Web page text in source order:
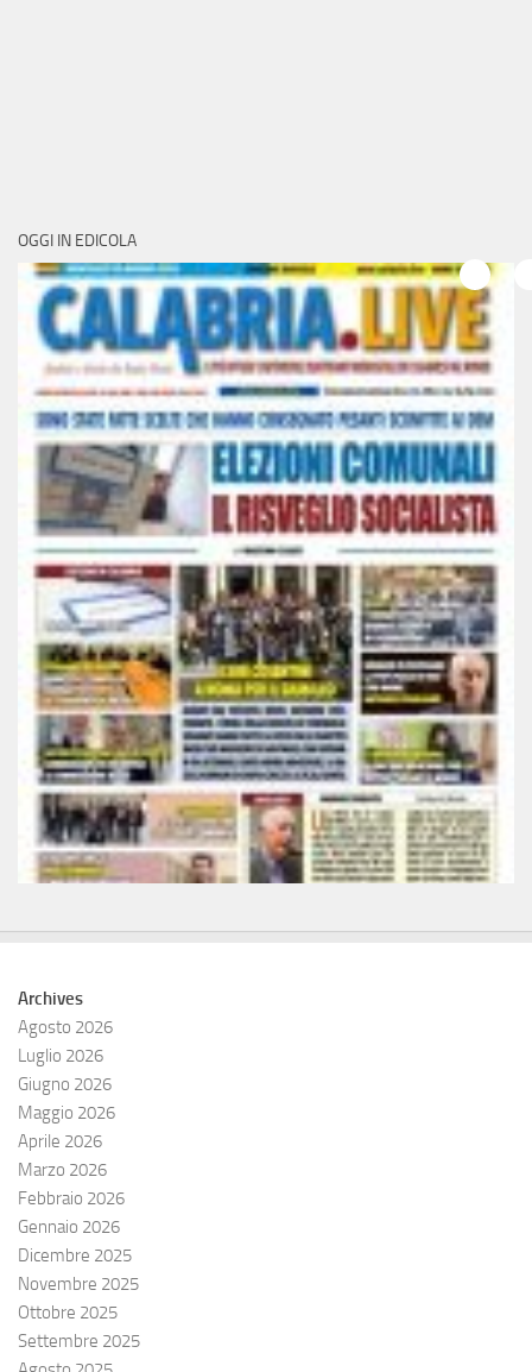
OGGI IN EDICOLA
Archives
Agosto 2026
Luglio 2026
Giugno 2026
Maggio 2026
Aprile 2026
Marzo 2026
Febbraio 2026
Gennaio 2026
Dicembre 2025
Novembre 2025
Ottobre 2025
Settembre 2025